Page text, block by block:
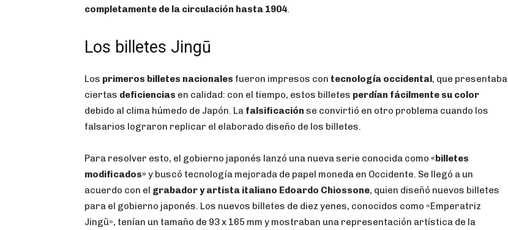
completamente de la circulación hasta 1904.
Los billetes Jingū
Los primeros billetes nacionales fueron impresos con tecnología occidental, que presentaba
ciertas deficiencias en calidad: con el tiempo, estos billetes perdían fácilmente su color
debido al clima húmedo de Japón. La falsificación se convirtió en otro problema cuando los
falsarios lograron replicar el elaborado diseño de los billetes.
Para resolver esto, el gobierno japonés lanzó una nueva serie conocida como «billetes
modificados» y buscó tecnología mejorada de papel moneda en Occidente. Se llegó a un
acuerdo con el grabador y artista italiano Edoardo Chiossone, quien diseñó nuevos billetes
para el gobierno japonés. Los nuevos billetes de diez yenes, conocidos como «Emperatriz
Jingū», tenían un tamaño de 93 x 165 mm y mostraban una representación artística de la